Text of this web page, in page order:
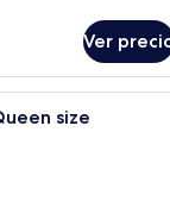
Ver
de hotel con
size